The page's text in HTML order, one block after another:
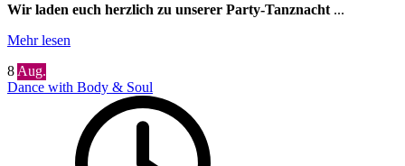
Wir laden euch herzlich zu unserer Party-Tanznacht ...
Mehr lesen
8 Aug.
Dance with Body & Soul